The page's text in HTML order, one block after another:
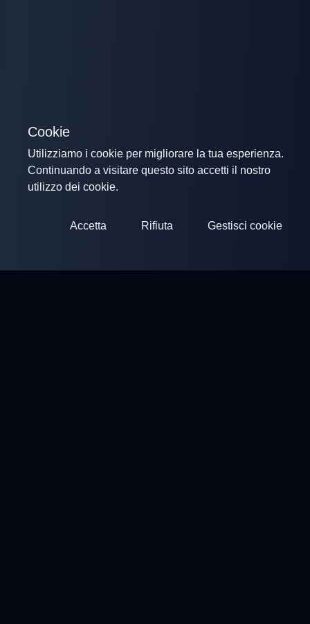
Cookie
Utilizziamo i cookie per migliorare la tua esperienza.
Continuando a visitare questo sito accetti il nostro
utilizzo dei cookie.
Accetta Rifiuta Gestisci cookie